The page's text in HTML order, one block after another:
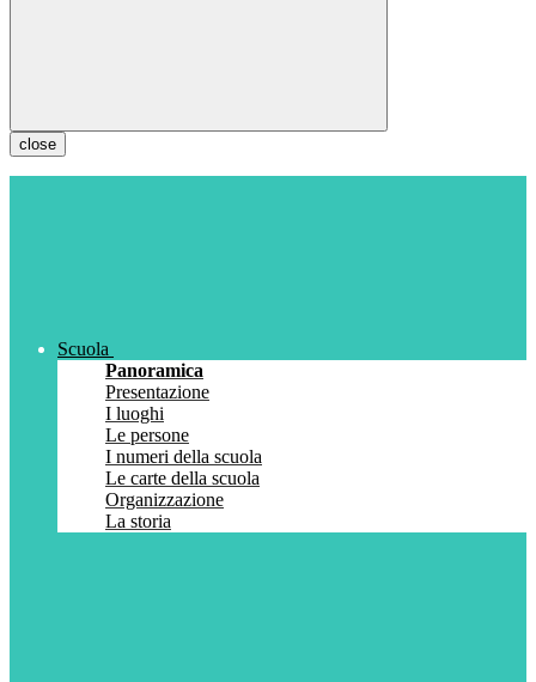
close
Scuola
Panoramica
Presentazione
I luoghi
Le persone
I numeri della scuola
Le carte della scuola
Organizzazione
La storia